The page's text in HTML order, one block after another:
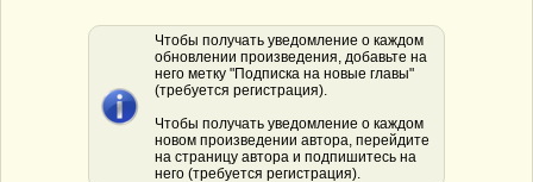
Чтобы получать уведомление о каждом
обновлении произведения, добавьте на
него метку "Подписка на новые главы"
(требуется регистрация).
Чтобы получать уведомление о каждом
новом произведении автора, перейдите
на страницу автора и подпишитесь на
него (требуется регистрация).